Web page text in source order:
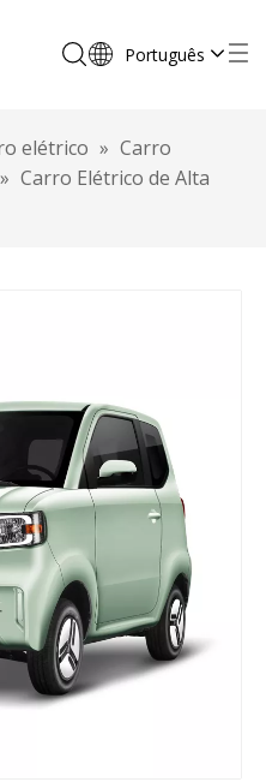
Português
Español
Deutsch
elétrico » Carro
» Carro Elétrico de Alta